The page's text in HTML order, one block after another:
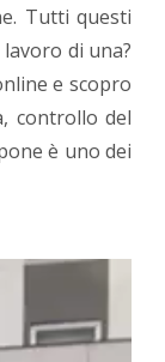
Tutti questi
di una?
e scopro
controllo del
è uno dei